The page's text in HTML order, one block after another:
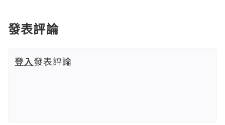
發表評論
登入發表評論